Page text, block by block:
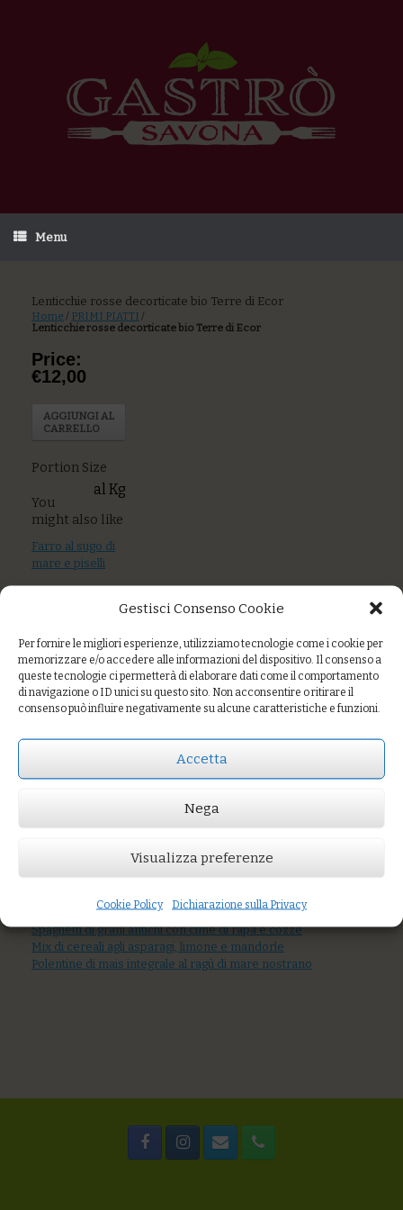
Gestisci Consenso Cookie
Per fornire le migliori esperienze, utilizziamo tecnologie come i cookie per
memorizzare e/o accedere alle informazioni del dispositivo. Il consenso a
queste tecnologie ci permetterà di elaborare dati come il comportamento
di navigazione o ID unici su questo sito. Non acconsentire o ritirare il
consenso può influire negativamente su alcune caratteristiche e funzioni.
Accetta
Nega
Visualizza preferenze
Cookie Policy Dichiarazione sulla Privacy
Menu
Lenticchie rosse decorticate bio Terre di Ecor
Home / PRIMI PIATTI /
Lenticchie rosse decorticate bio Terre di Ecor
al Kg
You might also like
Spaghetti di grani antichi con cime di rapa e cozze
Mix di cereali agli asparagi, limone e mandorle
Polentine di mais integrale al ragù di mare nostrano
Price:
€12,00
AGGIUNGI AL
CARRELLO
Portion Size
al Kg
You
might also like
Farro al sugo di
mare e piselli
Croxetti al
pomodoro fresco,
olive taggiasche,
capperi